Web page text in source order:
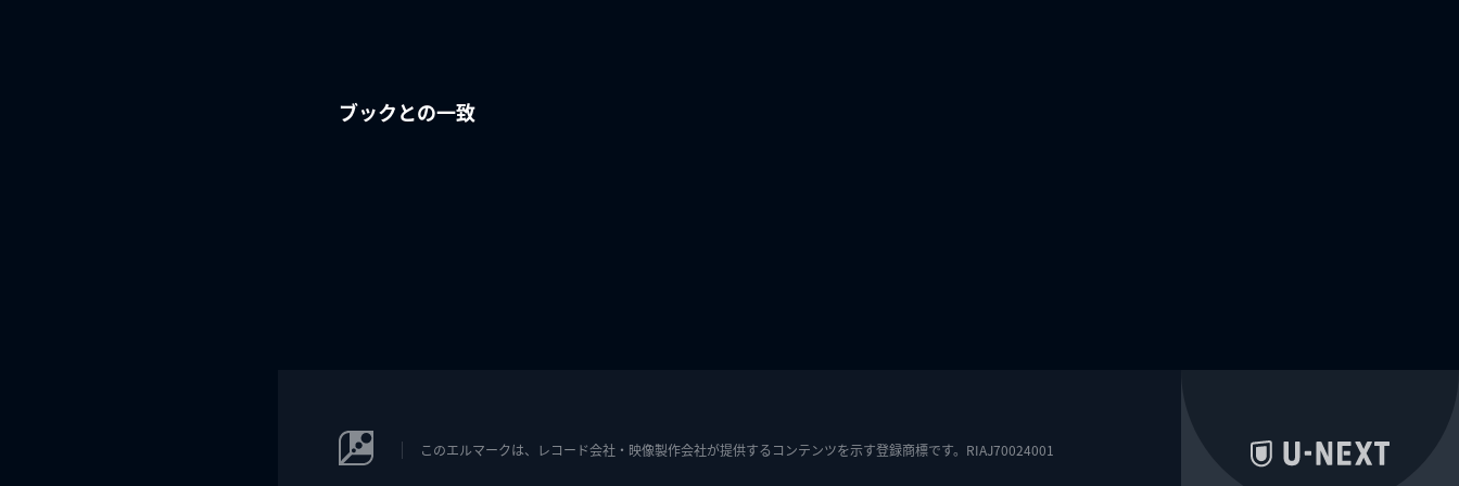
ブックとの一致
このエルマークは、レコード会社・映像製作会社が提供するコンテンツを示す登録商標です。RIAJ70024001